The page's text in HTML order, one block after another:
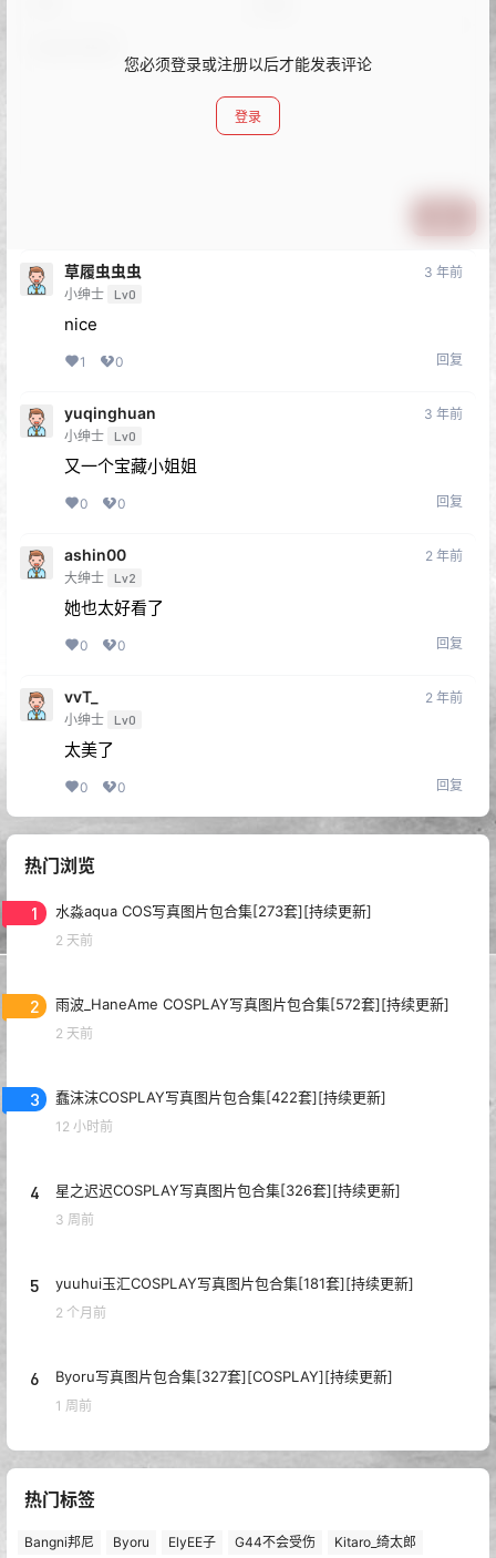
您必须登录或注册以后才能发表评论
登录
草履虫虫虫
小绅士 Lv0
3 年前
nice
1 0 回复
yuqinghuan
小绅士 Lv0
3 年前
又一个宝藏小姐姐
0 0 回复
ashin00
大绅士 Lv2
2 年前
她也太好看了
0 0 回复
vvT_
小绅士 Lv0
2 年前
太美了
0 0 回复
热门浏览
1 水淼aqua COS写真图片包合集[273套][持续更新]
2 天前
2 雨波_HaneAme COSPLAY写真图片包合集[572套][持续更新]
2 天前
3 蠢沫沫COSPLAY写真图片包合集[422套][持续更新]
12 小时前
4 星之迟迟COSPLAY写真图片包合集[326套][持续更新]
3 周前
5 yuuhui玉汇COSPLAY写真图片包合集[181套][持续更新]
2 个月前
6 Byoru写真图片包合集[327套][COSPLAY][持续更新]
1 周前
热门标签
Bangni邦尼 Byoru ElyEE子 G44不会受伤 Kitaro_绮太郎